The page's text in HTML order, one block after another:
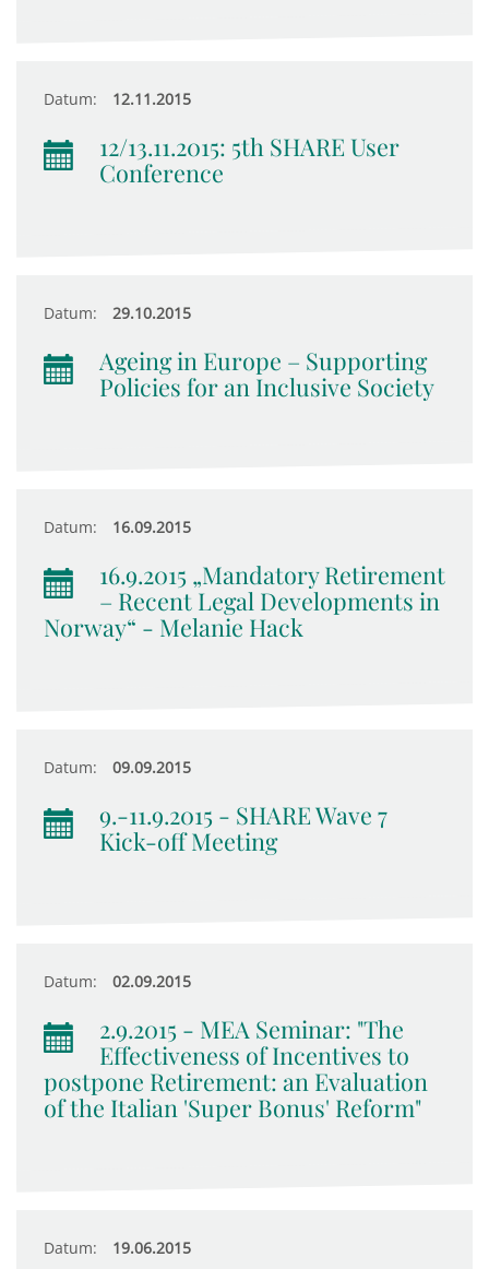
Datum: 12.11.2015
12/13.11.2015: 5th SHARE User
Conference
Datum: 29.10.2015
Ageing in Europe – Supporting
Policies for an Inclusive Society
Datum: 16.09.2015
16.9.2015 „Mandatory Retirement
– Recent Legal Developments in
Norway“ - Melanie Hack
Datum: 09.09.2015
9.-11.9.2015 - SHARE Wave 7
Kick-off Meeting
Datum: 02.09.2015
2.9.2015 - MEA Seminar: "The
Effectiveness of Incentives to
postpone Retirement: an Evaluation
of the Italian 'Super Bonus' Reform"
Datum: 19.06.2015